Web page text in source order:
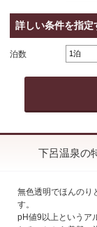
詳しい条件を指定
泊数
下呂温泉の
無色透明でほんのり
す。
pH値9以上というア